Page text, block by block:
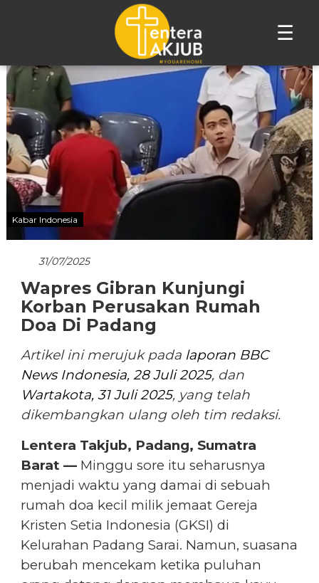
☰
Lompat
konten
Kabar Indonesia
31/07/2025
Wapres Gibran Kunjungi
Korban Perusakan Rumah
Doa Di Padang
Artikel ini merujuk pada laporan BBC
News Indonesia, 28 Juli 2025, dan
Wartakota, 31 Juli 2025, yang telah
dikembangkan ulang oleh tim redaksi.
Lentera Takjub, Padang, Sumatra
Barat —Minggu sore itu seharusnya
menjadi waktu yang damai di sebuah
rumah doa kecil milik jemaat Gereja
Kristen Setia Indonesia (GKSI) di
Kelurahan Padang Sarai. Namun, suasana
berubah mencekam ketika puluhan